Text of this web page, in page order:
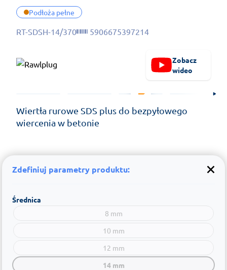
Podłoża pełne
RT-SDSH-14/370 5906675397214
Zobacz
wideo
Wiertła rurowe SDS plus do bezpyłowego
wiercenia w betonie
Zdefiniuj parametry produktu:
Średnica
8 mm
10 mm
12 mm
14 mm